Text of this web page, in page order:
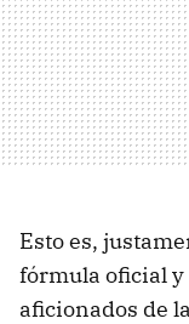
Esto es,
fórmula oficial y
aficionados de